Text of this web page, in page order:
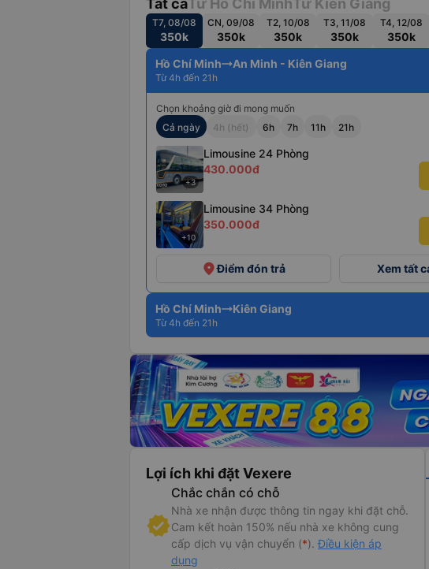
Tất cảTừ Hồ Chí MinhTừ Kiên Giang
T7, 08/08
350k
CN, 09/08
350k
T2, 10/08
350k
T3, 11/08
350k
T4, 12/08
350k
Hồ Chí Minh An Minh - Kiên Giang
Từ 4h đến 21h
Chọn khoảng giờ đi mong muốn
Cả ngày
4h (hết) 6h 7h 11h 21h
+3
Limousine 24 Phòng
430.000đ
+10
Limousine 34 Phòng
350.000đ
placeĐiểm đón trả Xem tất
Hồ Chí Minh Kiên Giang
Từ 4h đến 21h
Lợi ích khi đặt Vexere
Chắc chắn có chỗ
Nhà xe nhận được thông tin ngay khi đặt chỗ.
Cam kết hoàn 150% nếu nhà xe không cung
cấp dịch vụ vận chuyển (*). Điều kiện áp
dụng